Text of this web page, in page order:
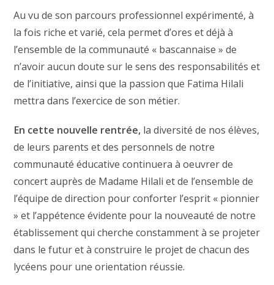
Au vu de son parcours professionnel expérimenté, à
la fois riche et varié, cela permet d’ores et déjà à
l’ensemble de la communauté « bascannaise » de
n’avoir aucun doute sur le sens des responsabilités et
de l’initiative, ainsi que la passion que Fatima Hilali
mettra dans l’exercice de son métier.
En cette nouvelle rentrée, la diversité de nos élèves,
de leurs parents et des personnels de notre
communauté éducative continuera à oeuvrer de
concert auprès de Madame Hilali et de l’ensemble de
l’équipe de direction pour conforter l’esprit « pionnier
» et l’appétence évidente pour la nouveauté de notre
établissement qui cherche constamment à se projeter
dans le futur et à construire le projet de chacun des
lycéens pour une orientation réussie.